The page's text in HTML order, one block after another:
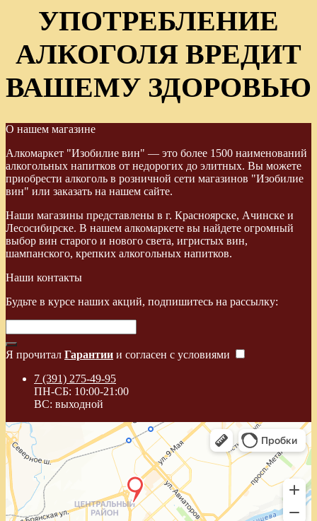
УПОТРЕБЛЕНИЕ
АЛКОГОЛЯ ВРЕДИТ
ВАШЕМУ ЗДОРОВЬЮ
О нашем магазине
Алкомаркет "Изобилие вин" — это более 1500 наименований
алкогольных напитков от недорогих до элитных. Вы можете
приобрести алкоголь в розничной сети магазинов "Изобилие
вин" или заказать на нашем сайте.
Наши магазины представлены в г. Красноярске, Ачинске и
Лесосибирске. В нашем алкомаркете вы найдете огромный
выбор вин старого и нового света, игристых вин,
шампанского, крепких алкогольных напитков.
Наши контакты
Будьте в курсе наших акций, подпишитесь на рассылку:
Я прочитал Гарантии и согласен с условиями
7 (391) 275-49-95
ПН-СБ: 10:00-21:00
ВС: выходной